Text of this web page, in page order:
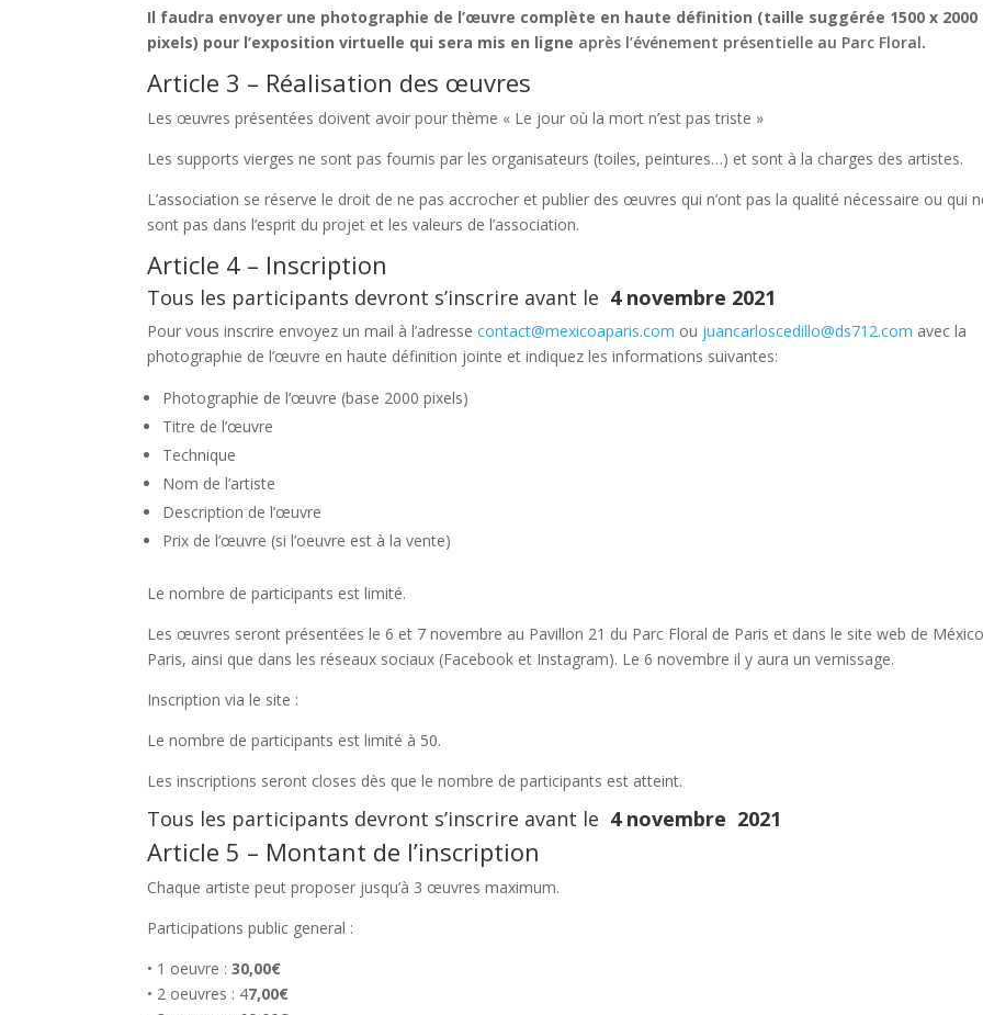
Il faudra envoyer une photographie de l’œuvre complète en haute définition (taille suggérée 1500 x 2000
pixels) pour l’exposition virtuelle qui sera mis en ligne après l’événement présentielle au Parc Floral.
Article 3 – Réalisation des œuvres
Les œuvres présentées doivent avoir pour thème « Le jour où la mort n’est pas triste »
Les supports vierges ne sont pas fournis par les organisateurs (toiles, peintures…) et sont à la charges des artistes.
L’association se réserve le droit de ne pas accrocher et publier des œuvres qui n’ont pas la qualité nécessaire ou qui
sont pas dans l’esprit du projet et les valeurs de l’association.
Article 4 – Inscription
Tous les participants devront s’inscrire avant le 4 novembre 2021
Pour vous inscrire envoyez un mail à l’adressecontact@mexicoaparis.com ou juancarloscedillo@ds712.com avec la
photographie de l’œuvre en haute définition jointe et indiquez les informations suivantes:
Photographie de l’œuvre (base 2000 pixels)
Titre de l’œuvre
Technique
Nom de l’artiste
Description de l’œuvre
Prix de l’œuvre (si l’oeuvre est à la vente)
Le nombre de participants est limité.
Les œuvres seront présentées le 6 et 7 novembre au Pavillon 21 du Parc Floral de Paris et dans le site web de
Paris, ainsi que dans les réseaux sociaux (Facebook et Instagram). Le 6 novembre il y aura un vernissage.
Inscription via le site :
Le nombre de participants est limité à 50.
Les inscriptions seront closes dès que le nombre de participants est atteint.
Tous les participants devront s’inscrire avant le 4 novembre 2021
Article 5 – Montant de l’inscription
Chaque artiste peut proposer jusqu’à 3 œuvres maximum.
Participations public general :
• 1 oeuvre : 30,00€
• 2 oeuvres : 47,00€